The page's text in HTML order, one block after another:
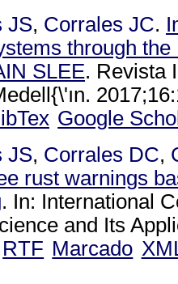
JS, Corrales JC.
through the
SLEE. Revista
Google
JS, Corrales DC,
rust warnings
. In: International
and Its
RTF Marcado